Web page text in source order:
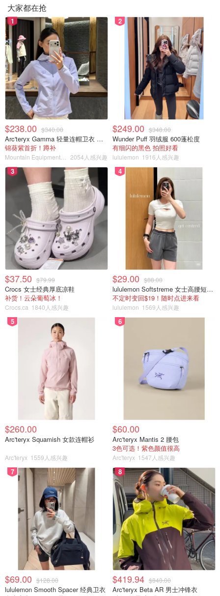
中分离出来，并且拥有大约 93% 的相同 DNA。
这些猴子曾被 V2 火箭发射到太空，用于艾滋病研究，它们
的基因组被绘制出来，并成为真人秀节目的明星。21 世纪
初期，它们的需求量非常大，以至于由于供应不足，科学家
们不得不为每只猴子支付高达 1 万美元的费用。
芝加哥大学行为科学家达里奥·梅斯特里皮耶里 (Dario
Maestripieri) 表示，除了大鼠和小鼠之外，恒河猴是地球上
研究最多的动物之一，他在 2007 年出版了《马卡基雅维利
式的智慧：恒河猴和人类如何征服世界》一书。
这些动物非常注重家庭，当发生争斗时，它们会站在亲戚一
边。面对来自其他猴子的威胁，它们善于建立政治联盟。但
看着它们会让人感到痛苦。马埃斯特里皮耶里说，等级较低
的猴子一直生活在恐惧和恐吓之中。
“从某种程度上来说，它们代表了人性中最糟糕的一面，”马
埃斯特里皮耶里说。
来源：
citynews封面：AP Photo/John Raoux, File
提高警惕！科学家警告：另一种猴病
毒可能很快会感染人类！导致内部出
血和发热，症状似埃博拉病毒！
4033
大家都在抢
1
$238.00 $340.00
Arc'teryx Gamma 轻量连帽卫衣 女款
锦葵紫首折！蹲补
2054人感兴趣
2
$249.00 $348.00
Wunder Puff 羽绒服 600蓬松度
有细闪的黑色 拍照好看
lululemon 1916人感兴趣
3
$37.50 $79.99
Crocs 女士经典厚底凉鞋
补货！云朵葡萄冰！
Crocs.ca 1840人感兴趣
4
$29.00 $88.00
lululemon Softstreme 女士高腰短裤 10cm
不定时变回$19！随时点进来看
lululemon 1569人感兴趣
5
$260.00
Arc'teryx Squamish 女款连帽衫
Arc'teryx 1559人感兴趣
6
$60.00
Arc'teryx Mantis 2 腰包
3色可选！紫色颜值很高
Arc'teryx 1547人感兴趣
7
$69.00 $128.00
lululemon Smooth Spacer 经典卫衣
8
$419.94 $840.00
Arc'teryx Beta AR 男士冲锋衣